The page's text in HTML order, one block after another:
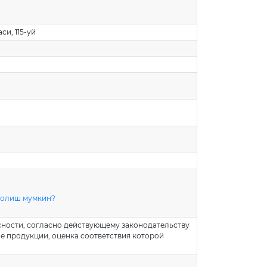
115-уй
олиш мумкин?
согласно действующему законодательству
оценка соответствия которой